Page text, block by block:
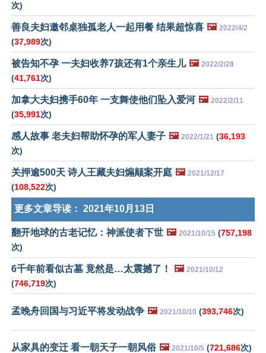
次)
善良夫妇邀邻桌独孤老人一起用餐 结果超惊喜 🖼️ 2022/4/2
(37,989次)
被告知不孕 一夫妇收养7孩还有1个亲生儿 🖼️ 2022/2/28
(41,761次)
加拿大夫妇携手60年 一支舞使他们坠入爱河 🖼️ 2022/2/11
(35,991次)
感人故事 老夫妇帮助怀孕的军人妻子 🖼️ 2022/1/21 (36,193
次)
关押逾500天 诗人王藏夫妇煽颠案开庭 🖼️ 2021/12/17
(108,522次)
更多文章导读： 2021年10月13日
翻开地球的古老记忆：神派使者下世 🖼️ 2021/10/15 (757,198
次)
6千年前看似古墓 竟然是…太震撼了！ 🖼️ 2021/10/12
(746,719次)
孟晚舟回国与习近平将发动战争 🖼️ 2021/10/10 (393,746次)
从家具的变迁 看一朝天子一朝风俗 🖼️ 2021/10/5 (721,686次)